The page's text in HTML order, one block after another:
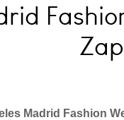
Madrid Fashion